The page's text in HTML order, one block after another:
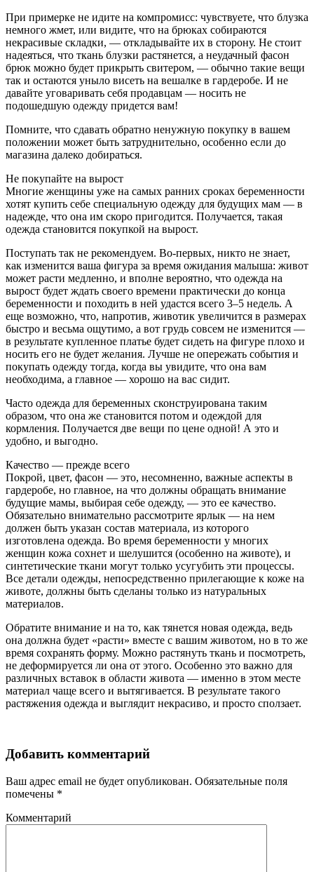
При примерке не идите на компромисс: чувствуете, что блузка
немного жмет, или видите, что на брюках собираются
некрасивые складки, — откладывайте их в сторону. Не стоит
надеяться, что ткань блузки растянется, а неудачный фасон
брюк можно будет прикрыть свитером, — обычно такие вещи
так и остаются уныло висеть на вешалке в гардеробе. И не
давайте уговаривать себя продавцам — носить не
подошедшую одежду придется вам!
Помните, что сдавать обратно ненужную покупку в вашем
положении может быть затруднительно, особенно если до
магазина далеко добираться.
Не покупайте на вырост
Многие женщины уже на самых ранних сроках беременности
хотят купить себе специальную одежду для будущих мам — в
надежде, что она им скоро пригодится. Получается, такая
одежда становится покупкой на вырост.
Поступать так не рекомендуем. Во-первых, никто не знает,
как изменится ваша фигура за время ожидания малыша: живот
может расти медленно, и вполне вероятно, что одежда на
вырост будет ждать своего времени практически до конца
беременности и походить в ней удастся всего 3–5 недель. А
еще возможно, что, напротив, животик увеличится в размерах
быстро и весьма ощутимо, а вот грудь совсем не изменится —
в результате купленное платье будет сидеть на фигуре плохо и
носить его не будет желания. Лучше не опережать события и
покупать одежду тогда, когда вы увидите, что она вам
необходима, а главное — хорошо на вас сидит.
Часто одежда для беременных сконструирована таким
образом, что она же становится потом и одеждой для
кормления. Получается две вещи по цене одной! А это и
удобно, и выгодно.
Качество — прежде всего
Покрой, цвет, фасон — это, несомненно, важные аспекты в
гардеробе, но главное, на что должны обращать внимание
будущие мамы, выбирая себе одежду, — это ее качество.
Обязательно внимательно рассмотрите ярлык — на нем
должен быть указан состав материала, из которого
изготовлена одежда. Во время беременности у многих
женщин кожа сохнет и шелушится (особенно на животе), и
синтетические ткани могут только усугубить эти процессы.
Все детали одежды, непосредственно прилегающие к коже на
животе, должны быть сделаны только из натуральных
материалов.
Обратите внимание и на то, как тянется новая одежда, ведь
она должна будет «расти» вместе с вашим животом, но в то же
время сохранять форму. Можно растянуть ткань и посмотреть,
не деформируется ли она от этого. Особенно это важно для
различных вставок в области живота — именно в этом месте
материал чаще всего и вытягивается. В результате такого
растяжения одежда и выглядит некрасиво, и просто сползает.
Добавить комментарий
Ваш адрес email не будет опубликован. Обязательные поля
помечены *
Комментарий